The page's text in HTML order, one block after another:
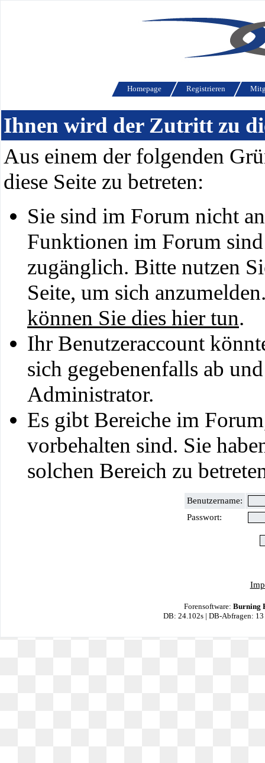
Homepage Registrieren
Ihnen wird der Zutritt zu
Aus einem der folgenden
diese Seite zu betreten:
Sie sind im Forum nicht
Funktionen im Forum
zugänglich. Bitte nutzen
Seite, um sich
können Sie dies hier tun.
Ihr Benutzeraccount
sich gegebenenfalls ab
Administrator.
Es gibt Bereiche im
vorbehalten sind. Sie
solchen Bereich zu
Benutzername:
Passwort:
Forensoftware: Burning
DB: 24.102s | DB-Abfragen: